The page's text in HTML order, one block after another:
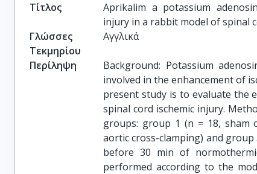
Τίτλος
Aprikalim a potassium
injury in a rabbit model of spinal
Γλώσσες
Τεκμηρίου
Αγγλικά
Περίληψη
Background: Potassium
involved in the enhancement of
present study is to evaluate the
spinal cord ischemic injury.
groups: group 1 (n = 18, sham
aortic cross-clamping) and
before 30 min of
performed according to the